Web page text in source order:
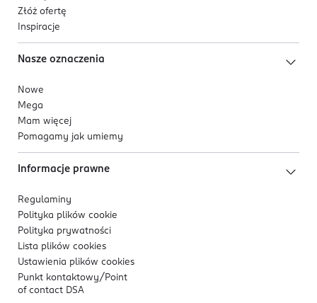
Złóż ofertę
Inspiracje
Nasze oznaczenia
Nowe
Mega
Mam więcej
Pomagamy jak umiemy
Informacje prawne
Regulaminy
Polityka plików cookie
Polityka prywatności
Lista plików cookies
Ustawienia plików cookies
Punkt kontaktowy/ Point
of contact DSA